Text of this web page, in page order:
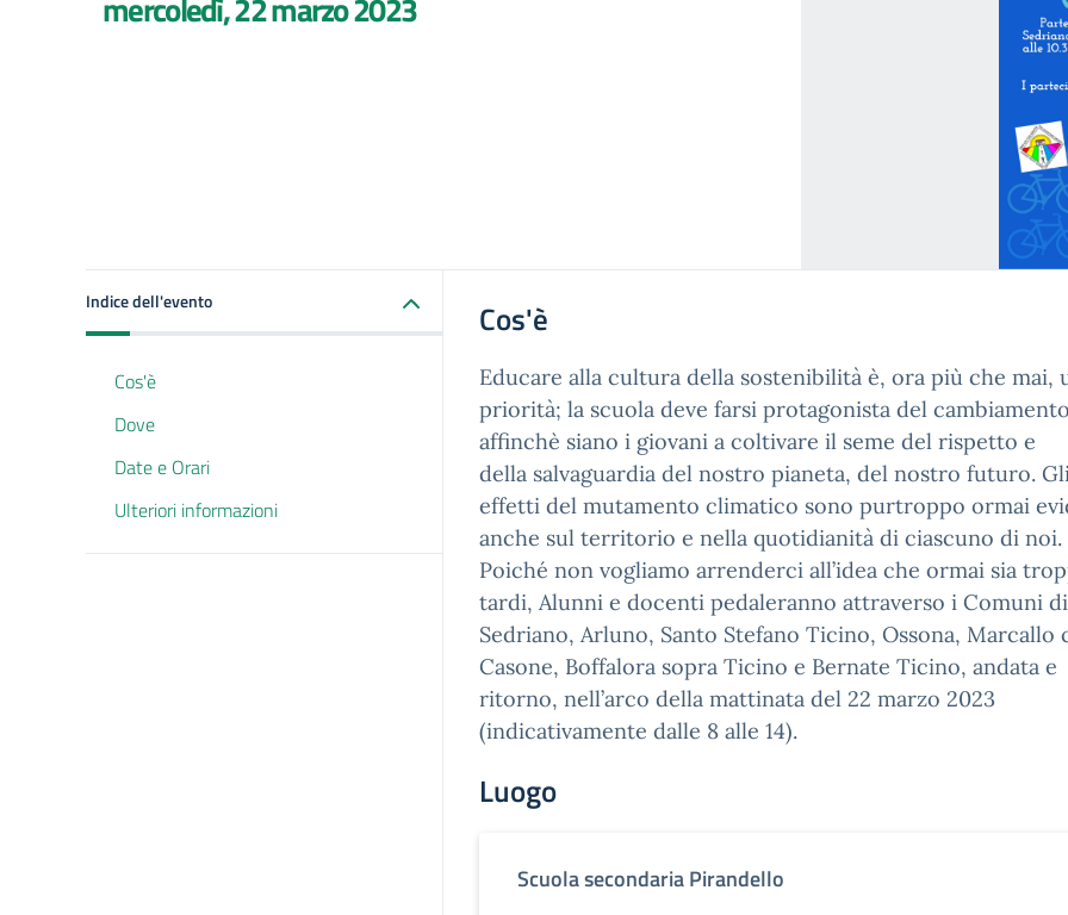
Indice dell'evento
Cos'è
Dove
Date e Orari
Ulteriori informazioni
Cos'è
Educare alla cultura della sostenibilità è, ora più che mai,
priorità; la scuola deve farsi protagonista del
affinchè siano i giovani a coltivare il seme del rispetto e
della salvaguardia del nostro pianeta, del nostro futuro.
effetti del mutamento climatico sono purtroppo ormai
anche sul territorio e nella quotidianità di ciascuno di noi.
Poiché non vogliamo arrenderci all’idea che ormai sia
tardi, Alunni e docenti pedaleranno attraverso i Comuni di
Sedriano, Arluno, Santo Stefano Ticino, Ossona, Marcallo
Casone, Boffalora sopra Ticino e Bernate Ticino, andata e
ritorno, nell’arco della mattinata del 22 marzo 2023
(indicativamente dalle 8 alle 14).
Luogo
Scuola secondaria Pirandello